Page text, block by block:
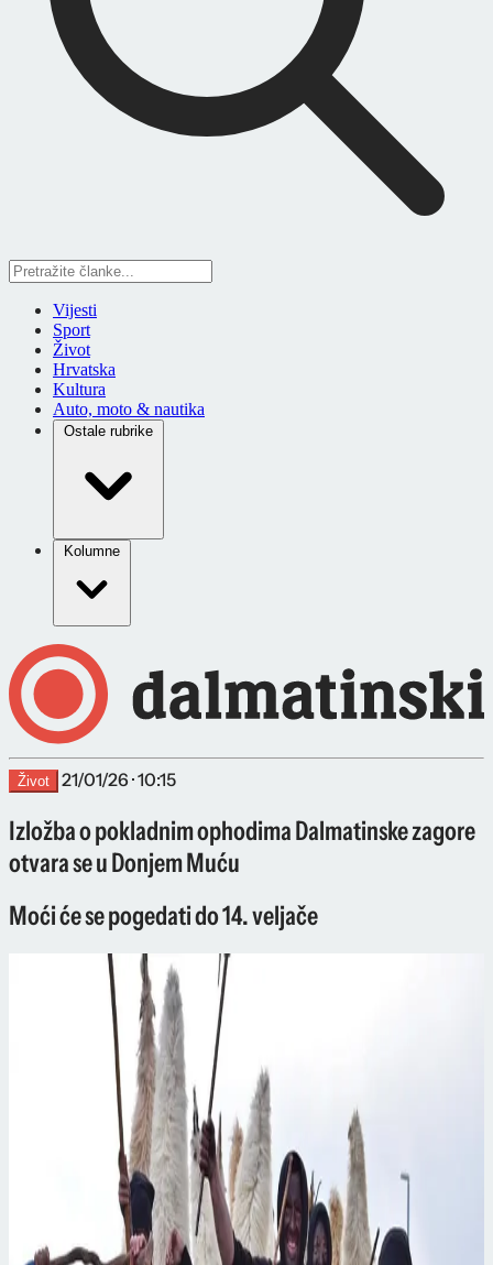
Vijesti
Sport
Život
Hrvatska
Kultura
Auto, moto & nautika
Ostale rubrike
Kolumne
Život 21/01/26 · 10:15
Izložba o pokladnim ophodima Dalmatinske zagore
otvara se u Donjem Muću
Moći će se pogedati do 14. veljače